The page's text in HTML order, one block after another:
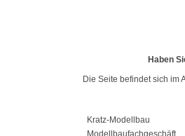
Haben
Die Seite befindet sich im
Kratz-Modellbau
Modellbaufachgeschäft